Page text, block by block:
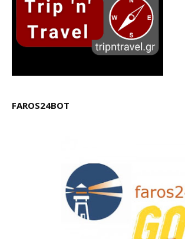
FAROS24BOT